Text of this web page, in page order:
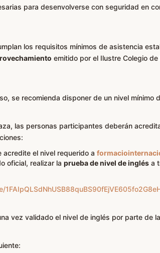
para desenvolverse con seguridad en
los requisitos mínimos de asistencia
emitido por el Ilustre Colegio
se recomienda disponer de un nivel mínimo
las personas participantes deberán
acredite el nivel requerido a
oficial, realizar la prueba de nivel de inglés a
vez validado el nivel de inglés por parte de